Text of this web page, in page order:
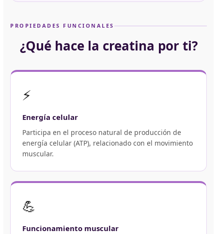
PROPIEDADES FUNCIONALES
¿Qué hace la creatina por ti?
⚡
Energía celular
Participa en el proceso natural de producción de
energía celular (ATP), relacionado con el movimiento
muscular.
💪
Funcionamiento muscular